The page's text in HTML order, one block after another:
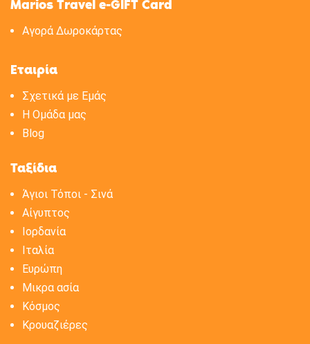
Marios Travel e-GIFT Card
Αγορά Δωροκάρτας
Εταιρία
Σχετικά με Eμάς
H Oμάδα μας
Blog
Ταξίδια
Άγιοι Τόποι - Σινά
Αίγυπτος
Ιορδανία
Ιταλία
Ευρώπη
Μικρα ασία
Κόσμος
Κρουαζιέρες